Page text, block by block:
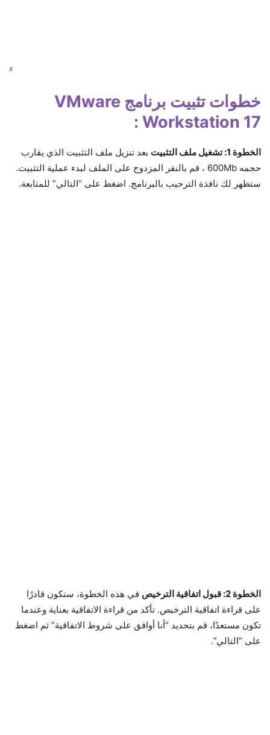
x
خطوات تثبيت برنامج VMware
Workstation 17 :
الخطوة 1: تشغيل ملف التثبيت
بعد تنزيل ملف التثبيت الذي يقارب
حجمه 600Mb ، قم بالنقر المزدوج على الملف لبدء عملية التثبيت.
ستظهر لك نافذة الترحيب بالبرنامج. اضغط على “التالي” للمتابعة.
الخطوة 2: قبول اتفاقية الترخيص
في هذه الخطوة، ستكون قادرًا
على قراءة اتفاقية الترخيص. تأكد من قراءة الاتفاقية بعناية وعندما
تكون مستعدًا، قم بتحديد “أنا أوافق على شروط الاتفاقية” ثم اضغط
على “التالي”.